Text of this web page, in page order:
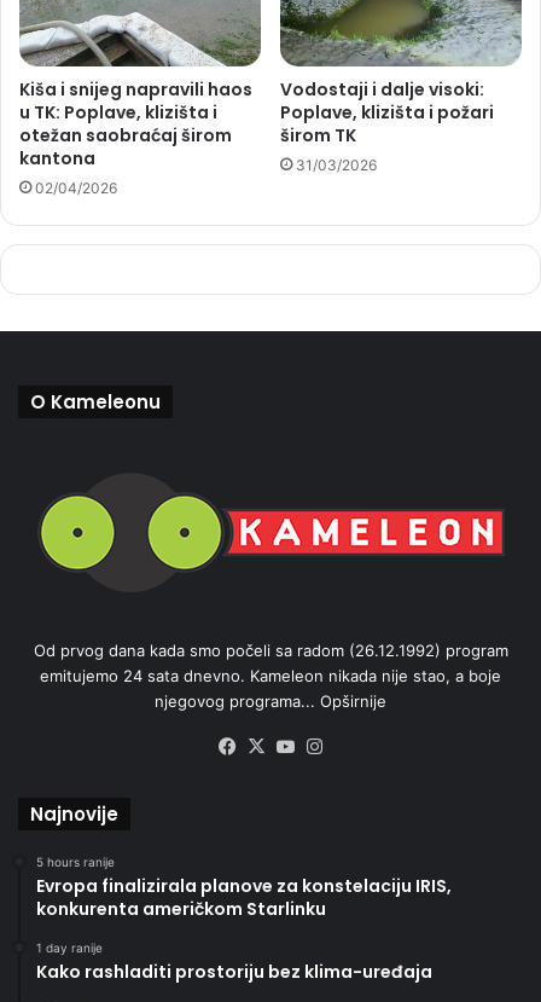
Kiša i snijeg napravili haos
u TK: Poplave, klizišta i
otežan saobraćaj širom
kantona
02/04/2026
Vodostaji i dalje visoki:
Poplave, klizišta i požari
širom TK
31/03/2026
O Kameleonu
Od prvog dana kada smo počeli sa radom (26.12.1992) program
emitujemo 24 sata dnevno. Kameleon nikada nije stao, a boje
njegovog programa... Opširnije
Facebook
X YouTube
Najnovije
5 hours ranije
Evropa finalizirala planove za konstelaciju IRIS,
konkurenta američkom Starlinku
1 day ranije
Kako rashladiti prostoriju bez klima-uređaja